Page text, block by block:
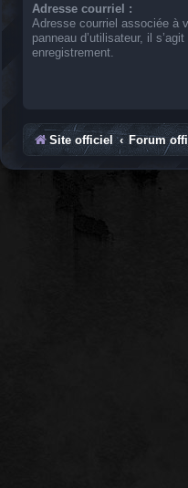
Adresse courriel :
Adresse courriel associée à
panneau d’utilisateur, il
enregistrement.
Site officiel Forum